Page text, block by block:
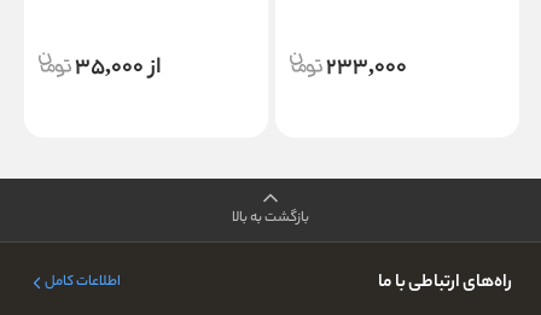
233,000 از 35,000
بازگشت به بالا
راه‌های ارتباطی با ما اطلاعات کامل